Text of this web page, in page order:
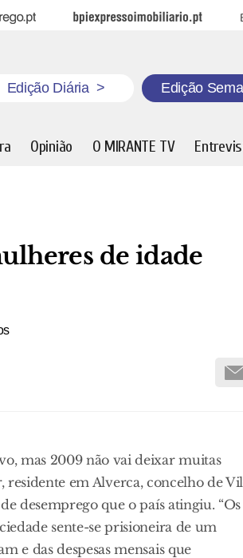
BPI Expresso Imobiliário
Edição Diária > Edição
Opinião O MIRANTE TV
de idade
mas 2009 não vai deixar muitas
residente em Alverca, concelho de
desemprego que o país atingiu. “Os
sente-se prisioneira de um
e das despesas mensais que